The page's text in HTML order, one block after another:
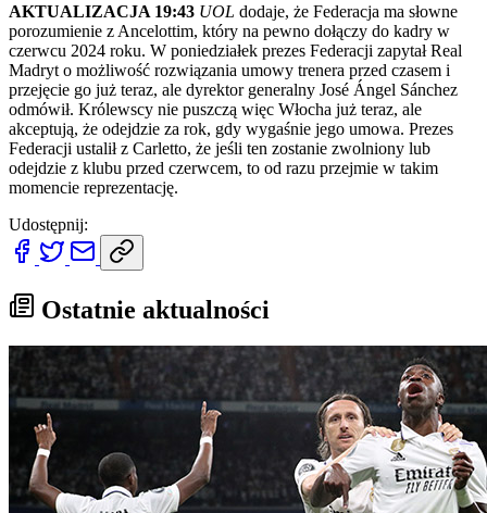
AKTUALIZACJA 19:43 UOL dodaje, że Federacja ma słowne
porozumienie z Ancelottim, który na pewno dołączy do kadry w
czerwcu 2024 roku. W poniedziałek prezes Federacji zapytał Real
Madryt o możliwość rozwiązania umowy trenera przed czasem i
przejęcie go już teraz, ale dyrektor generalny José Ángel Sánchez
odmówił. Królewscy nie puszczą więc Włocha już teraz, ale
akceptują, że odejdzie za rok, gdy wygaśnie jego umowa. Prezes
Federacji ustalił z Carletto, że jeśli ten zostanie zwolniony lub
odejdzie z klubu przed czerwcem, to od razu przejmie w takim
momencie reprezentację.
Udostępnij:
Ostatnie aktualności